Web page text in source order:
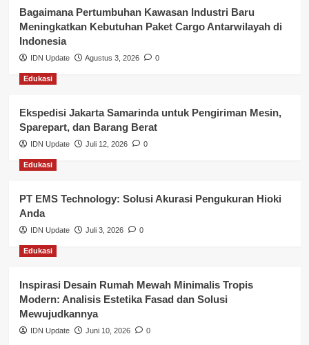
Kesehatan
Keuangan
Lalu Lintas
Layanan Publik Kabupaten Banyuasin
Nasional
Pemerintahan
Pendidikan
Perbankan & Keuangan
Perpajakan & Keuangan
Profil Wilayah Banyuasin
Sosial & Budaya
Sosial & Kesejahteraan
Bagaimana Pertumbuhan Kawasan Industri Baru
Meningkatkan Kebutuhan Paket Cargo Antarwilayah di
Indonesia
IDN Update Agustus 3, 2026 0
Edukasi
Ekspedisi Jakarta Samarinda untuk Pengiriman Mesin,
Sparepart, dan Barang Berat
IDN Update Juli 12, 2026 0
Edukasi
PT EMS Technology: Solusi Akurasi Pengukuran Hioki
Anda
IDN Update Juli 3, 2026 0
Edukasi
Inspirasi Desain Rumah Mewah Minimalis Tropis
Modern: Analisis Estetika Fasad dan Solusi
Mewujudkannya
IDN Update Juni 10, 2026 0